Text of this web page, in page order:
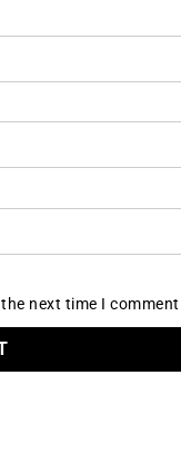
next time I